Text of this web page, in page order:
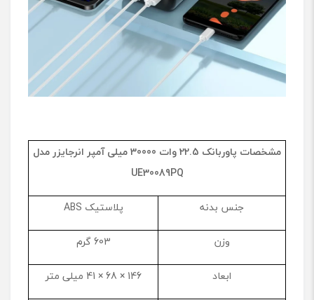
مشخصات پاوربانک 22.5 وات 30000 میلی آمپر انرجایزر مدل
UE30089PQ
جنس بدنه
پلاستیک ABS
وزن
603 گرم
ابعاد
146 × 68 × 41 میلی متر